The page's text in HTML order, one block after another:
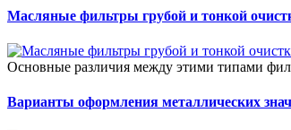
Масляные фильтры грубой и тонкой
Основные различия между этими типами
Варианты оформления металлических